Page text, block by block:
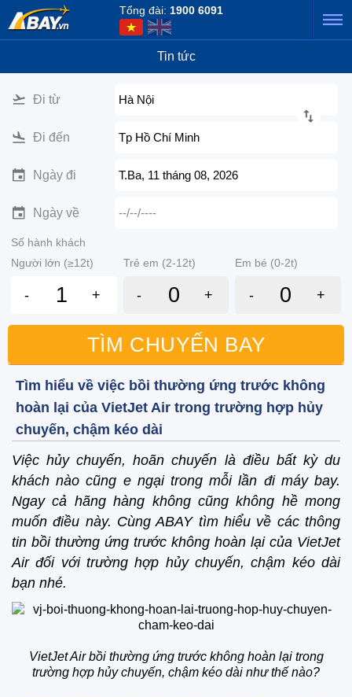
Tổng đài: 1900 6091
Tin tức
Đi từ Hà Nội
Đi đến Tp Hồ Chí Minh
Ngày đi T.Ba, 11 tháng 08, 2026
Ngày về --/--/----
Số hành khách
Người lớn (≥12t)
Trẻ em (2-12t) Em bé (0-2t)
- + - + - +
TÌM CHUYẾN BAY
Tìm hiểu về việc bồi thường ứng trước không
hoàn lại của VietJet Air trong trường hợp hủy
chuyến, chậm kéo dài
Việc hủy chuyến, hoãn chuyến là điều bất kỳ du
khách nào cũng e ngại trong mỗi lần đi máy bay.
Ngay cả hãng hàng không cũng không hề mong
muốn điều này. Cùng ABAY tìm hiểu về các thông
tin bồi thường ứng trước không hoàn lại của VietJet
Air đối với trường hợp hủy chuyến, chậm kéo dài
bạn nhé.
VietJet Air bồi thường ứng trước không hoàn lại trong
trường hợp hủy chuyến, chậm kéo dài như thế nào?